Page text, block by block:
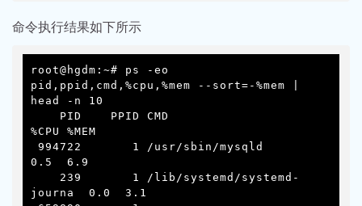
命令执行结果如下所示
root@hgdm:~# ps -eo
pid,ppid,cmd,%cpu,%mem --sort=-%mem |
head -n 10
%CPU %MEM
0.5  6.9
journa  0.0  3.1